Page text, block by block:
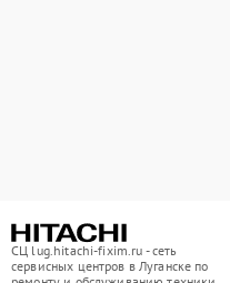
СЦ lug.hitachi-fixim.ru - сеть
сервисных центров в Луганске по